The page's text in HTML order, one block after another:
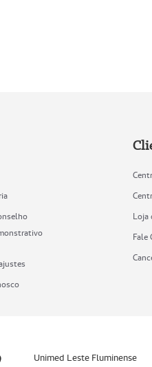
Loja
Fale
Unimed Leste Fluminense